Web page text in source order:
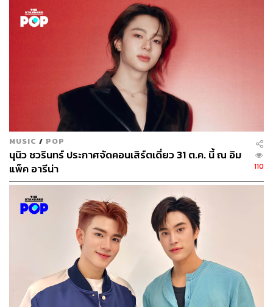
MUSIC / POP
นุนิว ชวรินทร์ ประกาศจัดคอนเสิร์ตเดี่ยว 31 ต.ค. นี้ ณ อิม
แพ็ค อารีน่า
110